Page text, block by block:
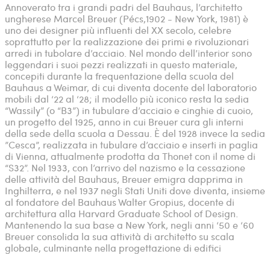
Annoverato tra i grandi padri del Bauhaus, l’architetto
ungherese Marcel Breuer (Pécs,1902 - New York, 1981) è
uno dei designer più influenti del XX secolo, celebre
soprattutto per la realizzazione dei primi e rivoluzionari
arredi in tubolare d’acciaio. Nel mondo dell’interior sono
leggendari i suoi pezzi realizzati in questo materiale,
concepiti durante la frequentazione della scuola del
Bauhaus a Weimar, di cui diventa docente del laboratorio
mobili dal ‘22 al ‘28; il modello più iconico resta la sedia
“Wassily” (o “B3”) in tubulare d’acciaio e cinghie di cuoio,
un progetto del 1925, anno in cui Breuer cura gli interni
della sede della scuola a Dessau. È del 1928 invece la sedia
”Cesca”, realizzata in tubulare d’acciaio e inserti in paglia
di Vienna, attualmente prodotta da Thonet con il nome di
“S32”. Nel 1933, con l’arrivo del nazismo e la cessazione
delle attività del Bauhaus, Breuer emigra dapprima in
Inghilterra, e nel 1937 negli Stati Uniti dove diventa, insieme
al fondatore del Bauhaus Walter Gropius, docente di
architettura alla Harvard Graduate School of Design.
Mantenendo la sua base a New York, negli anni ‘50 e ‘60
Breuer consolida la sua attività di architetto su scala
globale, culminante nella progettazione di edifici